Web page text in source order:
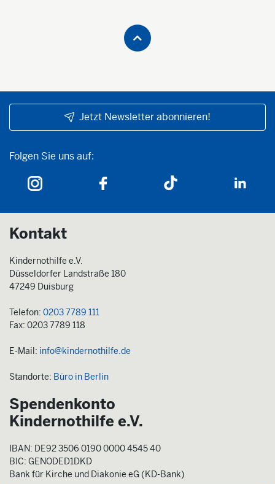
Jetzt Newsletter abonnieren!
Folgen Sie uns auf:
Folgen Sie uns auf:
Kontakt
Kindernothilfe e.V.
Düsseldorfer Landstraße 180
47249 Duisburg
Telefon: 0203 7789 111
Fax: 0203 7789 118
E-Mail: info@kindernothilfe.de
Standorte: Büro in Berlin
Spendenkonto
Kindernothilfe e.V.
IBAN: DE92 3506 0190 0000 4545 40
BIC: GENODED1DKD
Bank für Kirche und Diakonie eG (KD-Bank)